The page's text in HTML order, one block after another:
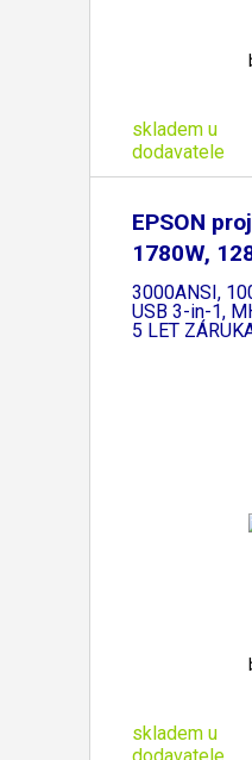
skladem u
dodavatele
EPSON
1780W,
3000ANSI,
USB 3-in-1,
5 LET
skladem u